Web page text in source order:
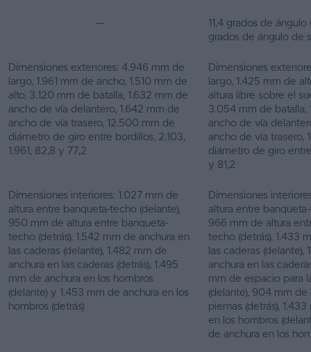
—
11,4 grados de
grados de ángulo de
Dimensiones exteriores: 4.946 mm de
largo, 1.961 mm de ancho, 1.510 mm de
alto, 3.120 mm de batalla, 1.632 mm de
ancho de vía delantero, 1.642 mm de
ancho de vía trasero, 12.500 mm de
diámetro de giro entre bordillos, 2.103,
1.961, 82,8 y 77,2
Dimensiones
largo, 1.425 mm de
altura libre sobre el
3.054 mm de batalla,
ancho de vía
ancho de vía trasero,
diámetro de giro
y 81,2
Dimensiones interiores: 1.027 mm de
altura entre banqueta-techo (delante),
950 mm de altura entre banqueta-
techo (detrás), 1.542 mm de anchura en
las caderas (delante), 1.482 mm de
anchura en las caderas (detrás), 1.495
mm de anchura en los hombros
(delante) y 1.453 mm de anchura en los
hombros (detrás)
Dimensiones
altura entre
966 mm de altura
techo (detrás), 1.433
las caderas (delante),
anchura en las
mm de espacio para
(delante), 904 mm de
piernas (detrás),
en los hombros
de anchura en los